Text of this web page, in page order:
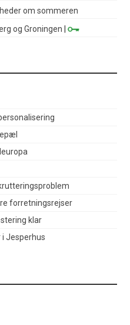
om sommeren
og Groningen |
forretningsrejser
klar
i Jesperhus